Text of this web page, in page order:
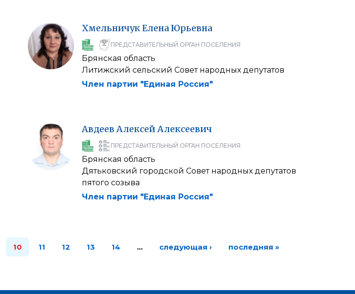
ХмельничукЕленаЮрьевна
ПРЕДСТАВИТЕЛЬНЫЙ ОРГАН ПОСЕЛЕНИЯ
Брянская область
Литижский сельский Совет народных депутатов
Член партии "Единая Россия"
Авдеев АлексейАлексеевич
ПРЕДСТАВИТЕЛЬНЫЙ ОРГАН ПОСЕЛЕНИЯ
Брянская область
Дятьковский городской Совет народных депутатов
пятого созыва
Член партии "Единая Россия"
10 11 12 13 14 … следующая › последняя »